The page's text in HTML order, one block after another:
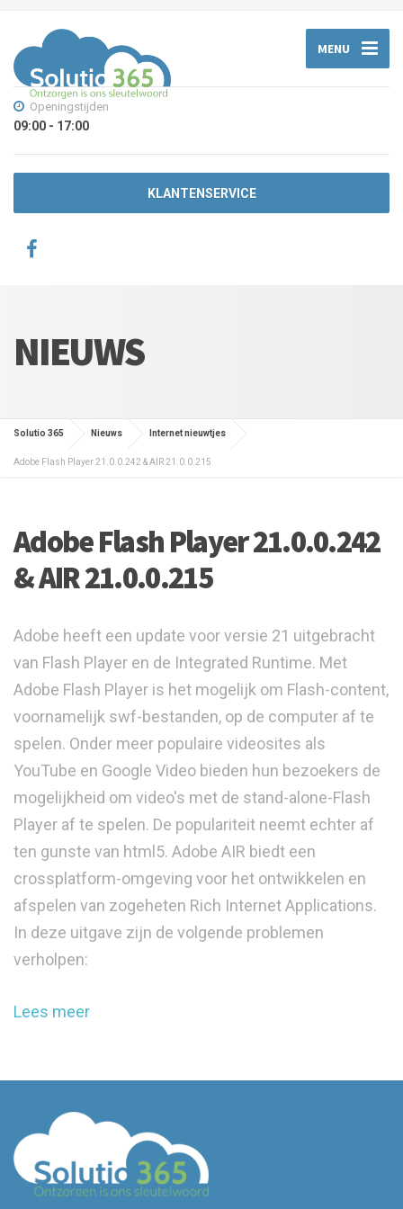
MENU
Openingstijden
09:00 - 17:00
KLANTENSERVICE
NIEUWS
Solutio 365 Nieuws Internet nieuwtjes
Adobe Flash Player 21.0.0.242 & AIR 21.0.0.215
Adobe Flash Player 21.0.0.242
& AIR 21.0.0.215
Adobe heeft een update voor versie 21 uitgebracht
van Flash Player en de Integrated Runtime. Met
Adobe Flash Player is het mogelijk om Flash-content,
voornamelijk swf-bestanden, op de computer af te
spelen. Onder meer populaire videosites als
YouTube en Google Video bieden hun bezoekers de
mogelijkheid om video's met de stand-alone-Flash
Player af te spelen. De populariteit neemt echter af
ten gunste van html5. Adobe AIR biedt een
crossplatform-omgeving voor het ontwikkelen en
afspelen van zogeheten Rich Internet Applications.
In deze uitgave zijn de volgende problemen
verholpen:
Lees meer